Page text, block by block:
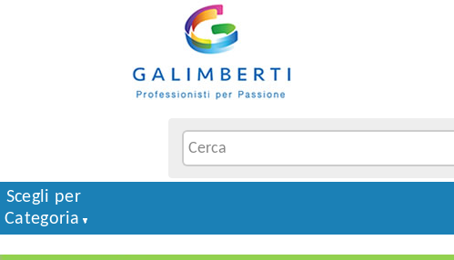
Scegli per
Categoria